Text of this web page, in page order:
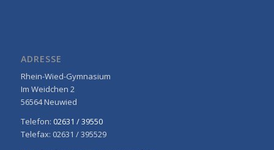
ADRESSE
Rhein-Wied-Gymnasium
Im Weidchen 2
56564 Neuwied
Telefon: 02631 / 39550
Telefax: 02631 / 395529